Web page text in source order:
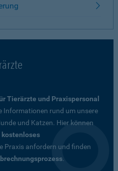
Tierärzte und Praxispersonal
Informationen rund um unsere
und Katzen. Hier können
kostenloses
Praxis anfordern und finden
.